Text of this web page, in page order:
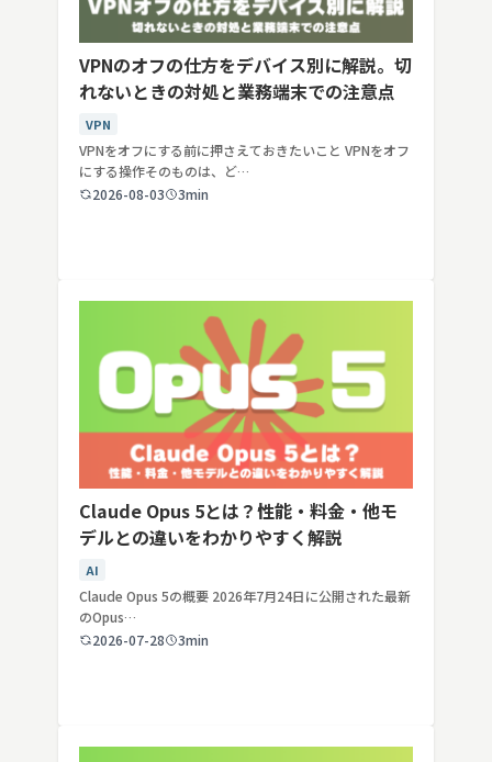
VPNのオフの仕方をデバイス別に解説。切
れないときの対処と業務端末での注意点
VPN
VPNをオフにする前に押さえておきたいこと VPNをオフ
にする操作そのものは、ど…
2026-08-03
3min
Claude Opus 5とは？性能・料金・他モ
デルとの違いをわかりやすく解説
AI
Claude Opus 5の概要 2026年7月24日に公開された最新
のOpus…
2026-07-28
3min